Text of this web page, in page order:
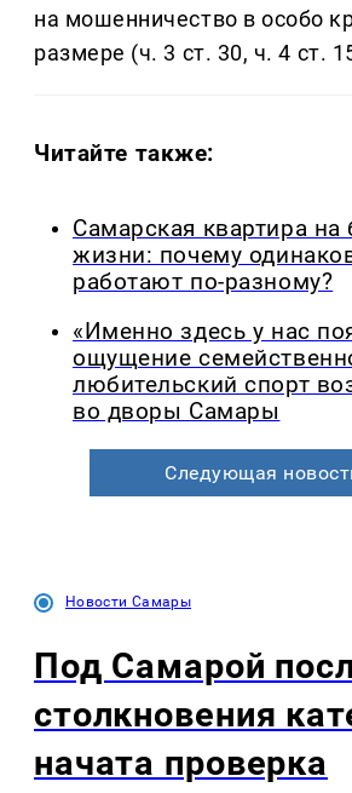
на мошенничество в особо
размере (ч. 3 ст. 30, ч. 4 ст.
Читайте также:
Самарская квартира на
жизни: почему
работают по-разному?
«Именно здесь у нас
ощущение
любительский спорт
во дворы Самары
Следующая
Новости Самары
Под Самарой
столкновения
начата проверка